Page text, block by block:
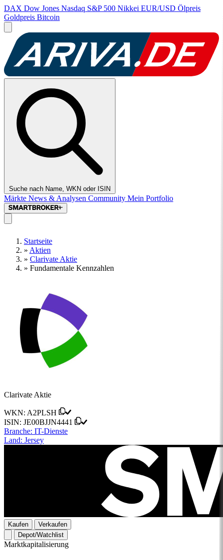
DAX Dow Jones Nasdaq S&P 500 Nikkei EUR/USD Ölpreis
Goldpreis Bitcoin
Suche nach Name, WKN oder ISIN
Märkte News & Analysen Community Mein Portfolio
Startseite
» Aktien
» Clarivate Aktie
» Fundamentale Kennzahlen
Clarivate Aktie
WKN: A2PLSH
ISIN: JE00BJJN4441
Branche: IT-Dienste
Land: Jersey
Kaufen
Verkaufen
Depot/Watchlist
Marktkapitalisierung